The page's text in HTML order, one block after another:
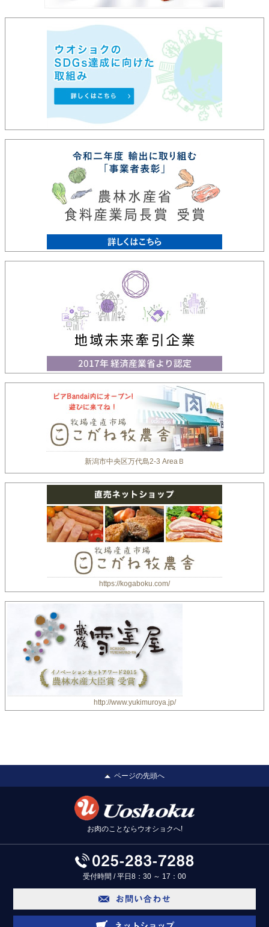
新潟市中央区万代島2-3 AreaＢ
https://kogaboku.com/
http://www.yukimuroya.jp/
ページの先頭へ
お肉のことならウオショクへ!
受付時間 / 平日8：30 ～ 17：00